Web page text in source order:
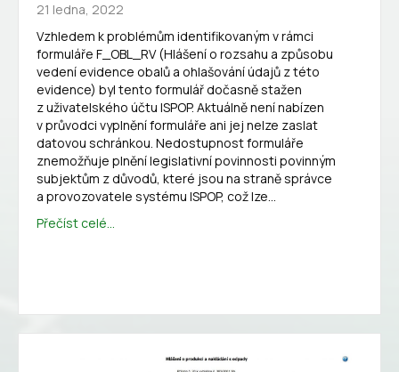
21 ledna, 2022
Vzhledem k problémům identifikovaným v rámci
formuláře F_OBL_RV (Hlášení o rozsahu a způsobu
vedení evidence obalů a ohlašování údajů z této
evidence) byl tento formulář dočasně stažen
z uživatelského účtu ISPOP. Aktuálně není nabízen
v průvodci vyplnění formuláře ani jej nelze zaslat
datovou schránkou. Nedostupnost formuláře
znemožňuje plnění legislativní povinnosti povinným
subjektům z důvodů, které jsou na straně správce
a provozovatele systému ISPOP, což lze…
Přečíst celé...